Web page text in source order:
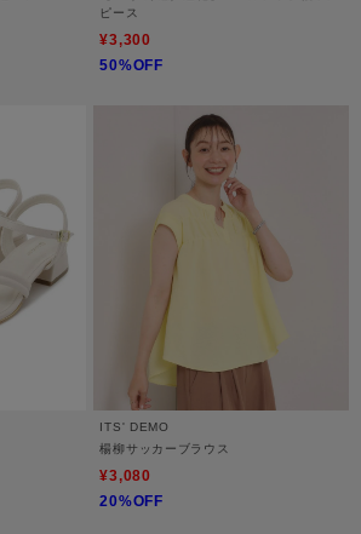
ピース
¥3,300
50%OFF
ITS' DEMO
楊柳サッカーブラウス
¥3,080
20%OFF